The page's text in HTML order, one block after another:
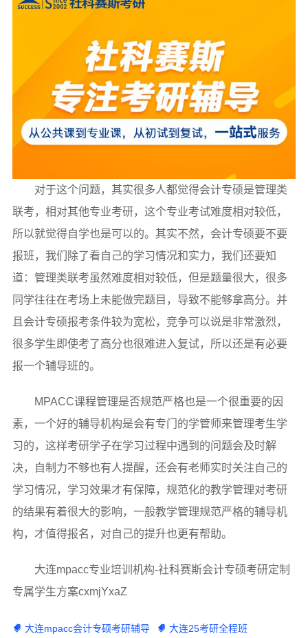
对于这个问题，其实很多人都觉得会计专硕是管理类
联考，相对其他专业考研，这个专业考试难度相对较低，
所以就觉得自学也是可以的。其实不然，会计专硕要不要
报班，我们除了看自己的学习情况和实力，我们还要知
道：管理类联考虽然难度相对较低，但是题量很大，很多
同学往往在考场上未能做完题目，导致不能够拿高分。并
且会计专硕报考条件较为宽松，竞争可以说是非常激烈，
很多学生即使考了高分也很难进入复试，所以还是有必要
报一个辅导班的。
MPACC课程管理是否规范严格也是一个很重要的因
素，一个好的辅导机构是会有专门的学管师来管理考生学
习的，这样考研学子在学习过程中遇到的问题会及时解
决，自制力不够也有人提醒，还会有老师实时关注自己的
学习情况，学习效果才有保障，规范化的教学管理对考研
的结果有着很大的影响，一般教学管理规范严格的辅导机
构，才值得报名，对自己的提升也更有帮助。
大连mpacc专业培训机构-社科赛斯会计专硕考研定制
专属学生方案cxmjYxaZ
大连mpacc会计专硕考研辅导
大连25考研全程班